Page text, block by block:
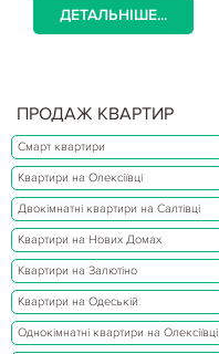
ДЕТАЛЬНІШЕ...
ПРОДАЖ КВАРТИР
Смарт квартири
Квартири на Олексіївці
Двокімнатні квартири на Салтівці
Квартири на Нових Домах
Квартири на Залютіно
Квартири на Одеській
Однокімнатні квартири на Олексіївці